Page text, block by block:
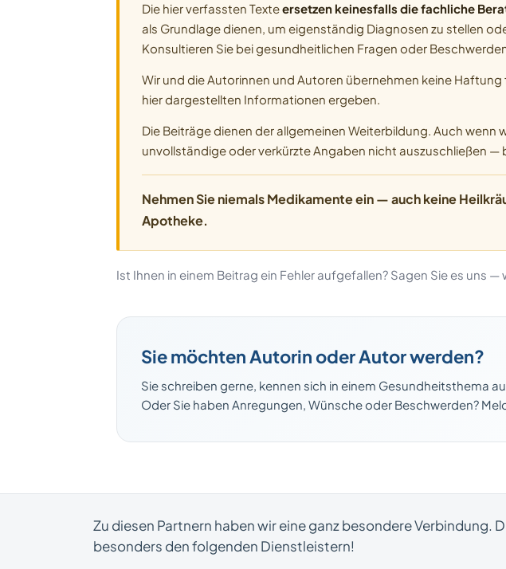
Die hier verfassten Texteersetzen keinesfalls die fachliche
als Grundlage dienen, um eigenständig Diagnosen zu stellen
Konsultieren Sie bei gesundheitlichen Fragen oder
Wir und die Autorinnen und Autoren übernehmen keine
hier dargestellten Informationen ergeben.
Die Beiträge dienen der allgemeinen Weiterbildung. Auch
unvollständige oder verkürzte Angaben nicht auszuschließen
Nehmen Sie niemals Medikamente ein — auch keine
Apotheke.
Ist Ihnen in einem Beitrag ein Fehler aufgefallen? Sagen Sie es uns
Sie möchten Autorin oder Autor werden?
Sie schreiben gerne, kennen sich in einem Gesundheitsthema
Oder Sie haben Anregungen, Wünsche oder Beschwerden?
Zu diesen Partnern haben wir eine ganz besondere Verbindung.
besonders den folgenden Dienstleistern!